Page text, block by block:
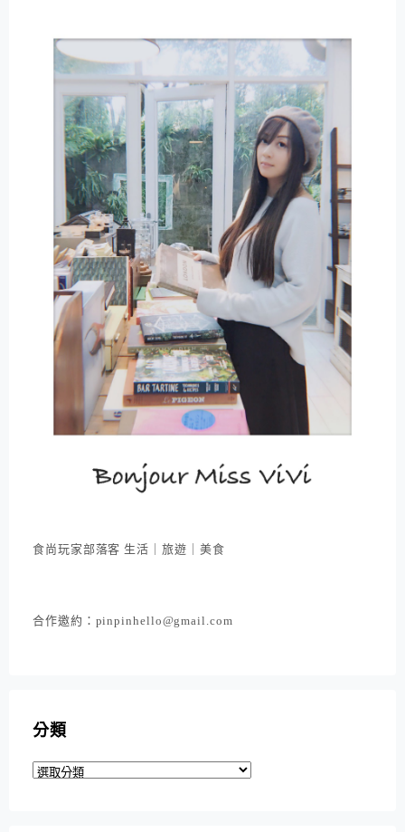
食尚玩家部落客 生活｜旅遊｜美食
合作邀約：pinpinhello@gmail.com
分類
分